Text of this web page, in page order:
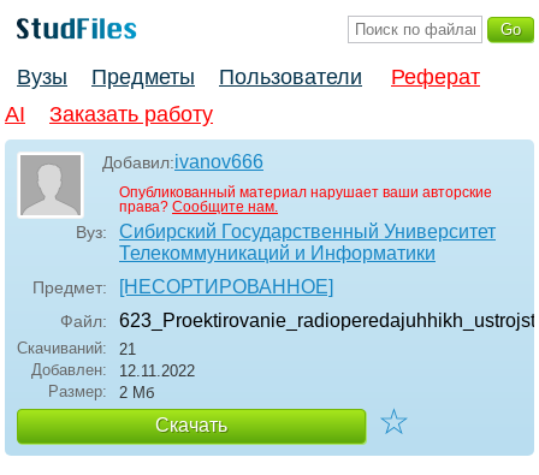
Вузы Предметы Пользователи
Реферат
AI
Заказать работу
Добавил:ivanov666
Опубликованный материал нарушает ваши авторские
права? Сообщите нам.
Вуз:
Сибирский Государственный Университет
Телекоммуникаций и Информатики
Предмет: [НЕСОРТИРОВАННОЕ]
Файл:
Скачиваний:
21
Добавлен:
12.11.2022
Размер:
2 Мб
Скачать ☆